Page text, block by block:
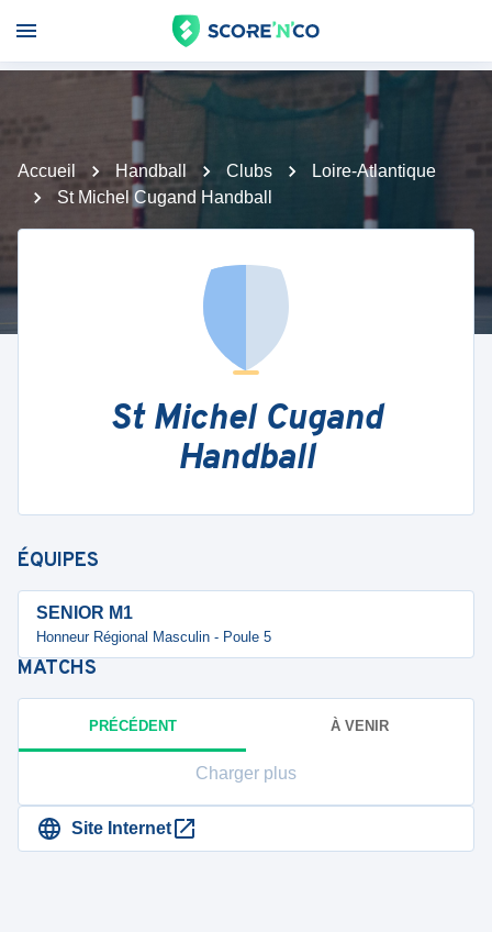
Accueil Handball Clubs
Loire-Atlantique
St Michel Cugand Handball
St Michel Cugand
Handball
ÉQUIPES
SENIOR M1
Honneur Régional Masculin - Poule 5
MATCHS
PRÉCÉDENT À VENIR
Charger plus
Site Internet